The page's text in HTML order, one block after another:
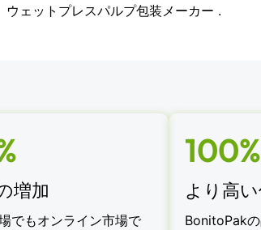
ェットプレスパルプ包装メーカー .
増加
でもオンライン市場で
100%
より高
BonitoPak